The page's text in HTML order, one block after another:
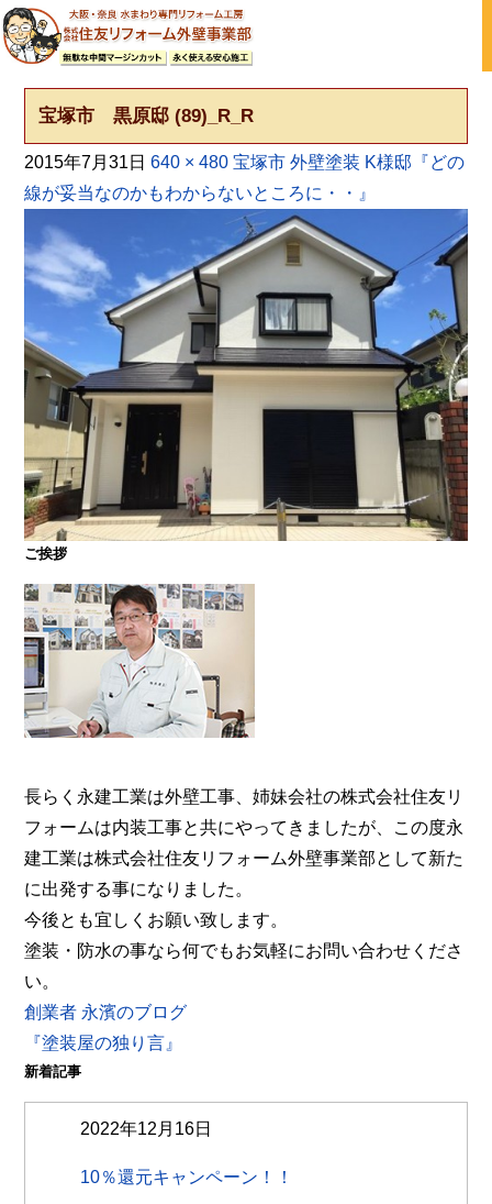
宝塚市 黒原邸 (89)_R_R
2015年7月31日 640 × 480 宝塚市 外壁塗装 K様邸『どの
線が妥当なのかもわからないところに・・』
えの方は塗装専門店の株式会社住友リフォーム外壁
事業部へ。【電話：0800-200-5246/受付：8時～20
時土日対応】メール相談・御見積り依頼は24時間受
付。『後悔しない塗り替えガイドブック』無料進呈
ご挨拶
長らく永建工業は外壁工事、姉妹会社の株式会社住友リ
フォームは内装工事と共にやってきましたが、この度永
建工業は株式会社住友リフォーム外壁事業部として新た
に出発する事になりました。
今後とも宜しくお願い致します。
塗装・防水の事なら何でもお気軽にお問い合わせくださ
い。
創業者 永濱のブログ
『塗装屋の独り言』
新着記事
2022年12月16日
10％還元キャンペーン！！